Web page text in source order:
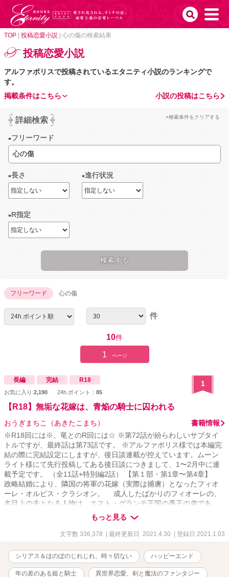
TOP 投稿恋愛小説 心の傷の検索結果
投稿恋愛小説
アルファポリスで投稿されているエタニティ小説のランキングで
す。
小説の投稿はこちら
掲載条件はこちら
詳細検索 ×検索条件をクリアする
フリーワード
長さ 進行状況
R指定
フリーワード 心の傷
件
10件
1 ページ
長編 完結 R18
お気に入り:2,190 24h.ポイント： 85
1
【R18】無垢な花嫁は、青焔の騎士に囚われる
おうぎまちこ（あきたこまち）
書籍情報
※R18回には※、竜とのR回には☆ ※第72話が紛らわしいサブタイ
トルですが、最終話は第73話です。 ※アルファポリス様では本編完
結の際に完結設定にしますが、後日談連載が控えています。ムーン
ライト様にて先行投稿してある後日談につきまして、1〜2月中に連
載予定です。 （全11話+特別編2話） 【第１部・第1章〜第4章】
政略結婚により、隣国の将軍の花嫁（実際は捕虜）となったフィオ
ーレ・オルビス・クラシオン。 成人したばかりのフィオーレの、
名目上の夫となる人物は、エスト・グランテ王国の愚王の弟であ
り、数多の騎士を率いる将軍デュランダル・エスト・グランテ。
彼は大陸最強と呼ばれる剣の腕前の持ち主で、自分以上に強い男が
おらず何に対しても醒めていた。さらに、天上天下唯我独尊とばか
だった。 神に認められた夫婦になるために、皆の前で交わらなけ
ればならないという、最悪な婚礼の儀式から始まった二人だった
が、徐々に愛を育んでいく。 これは――政略結婚で得た純真無垢
もっと見る
文字数 336,378 | 最終更新日 2021.4.30 | 登録日 2021.1.03
シリアス＆ほのぼのじれじれ、時々切ない ハッピーエンド
年の差のある姫と騎士 異世界恋愛、剣と魔法のファンタジー